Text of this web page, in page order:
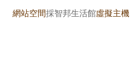
網站空間採智邦生活館虛擬主機